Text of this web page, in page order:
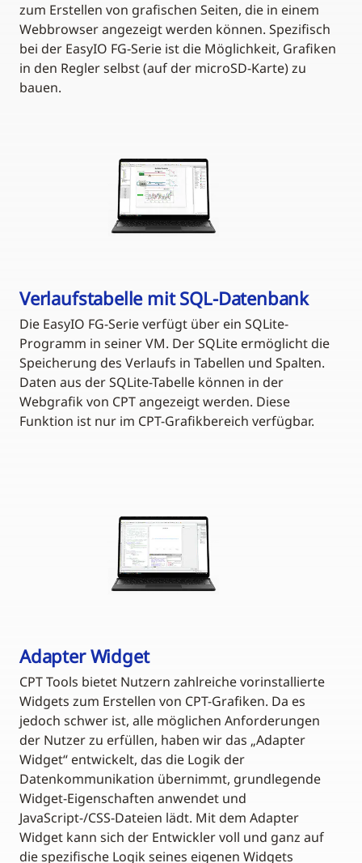
zum Erstellen von grafischen Seiten, die in einem
Webbrowser angezeigt werden können. Spezifisch
bei der EasyIO FG-Serie ist die Möglichkeit, Grafiken
in den Regler selbst (auf der microSD-Karte) zu
bauen.
Verlaufstabelle mit SQL-Datenbank
Die EasyIO FG-Serie verfügt über ein SQLite-
Programm in seiner VM. Der SQLite ermöglicht die
Speicherung des Verlaufs in Tabellen und Spalten.
Daten aus der SQLite-Tabelle können in der
Webgrafik von CPT angezeigt werden. Diese
Funktion ist nur im CPT-Grafikbereich verfügbar.
Adapter Widget
CPT Tools bietet Nutzern zahlreiche vorinstallierte
Widgets zum Erstellen von CPT-Grafiken. Da es
jedoch schwer ist, alle möglichen Anforderungen
der Nutzer zu erfüllen, haben wir das „Adapter
Widget“ entwickelt, das die Logik der
Datenkommunikation übernimmt, grundlegende
Widget-Eigenschaften anwendet und
JavaScript-/CSS-Dateien lädt. Mit dem Adapter
Widget kann sich der Entwickler voll und ganz auf
die spezifische Logik seines eigenen Widgets